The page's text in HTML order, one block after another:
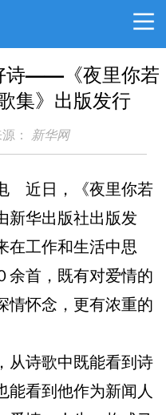
诗——《夜里你若
集》出版发行
： 新华网
近日，《夜里你若
新华出版社出版发
在工作和生活中思
余首，既有对爱情的
情怀念，更有浓重的
诗歌中既能看到诗
能看到他作为新闻人